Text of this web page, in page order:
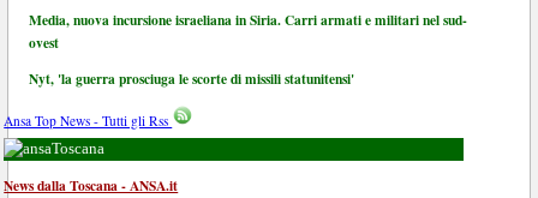
Media, nuova incursione israeliana in Siria. Carri armati e militari nel sud-
ovest
Nyt, 'la guerra prosciuga le scorte di missili statunitensi'
Ansa Top News - Tutti gli Rss
Toscana
News dalla Toscana - ANSA.it